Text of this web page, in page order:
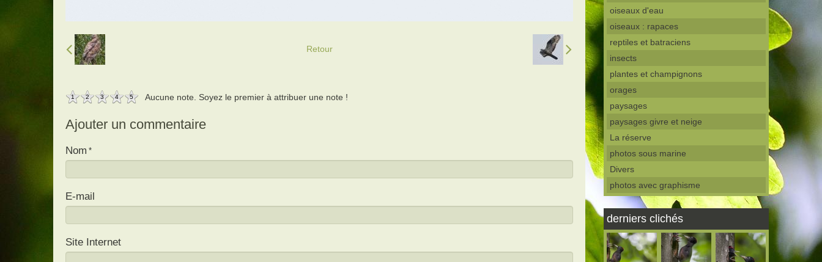
Retour
1 2 3 4 5 Aucune note. Soyez le premier à attribuer une note !
Ajouter un commentaire
Nom
E-mail
Site Internet
oiseaux d'eau
oiseaux : rapaces
reptiles et batraciens
insects
plantes et champignons
orages
paysages
paysages givre et neige
La réserve
photos sous marine
Divers
photos avec graphisme
derniers clichés